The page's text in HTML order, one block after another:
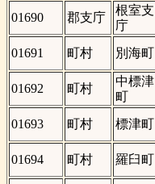
01690
郡支庁
根室支
庁
01691 町村 別海町
01692
町村
中標津
町
01693
町村 標津町
01694
町村 羅臼町